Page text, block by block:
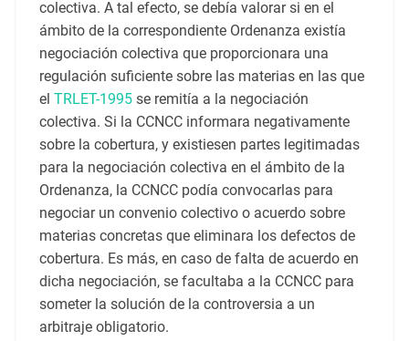
colectiva. A tal efecto, se debía valorar si en el
ámbito de la correspondiente Ordenanza existía
negociación colectiva que proporcionara una
regulación suficiente sobre las materias en las que
el TRLET-1995se remitía a la negociación
colectiva. Si la CCNCC informara negativamente
sobre la cobertura, y existiesen partes legitimadas
para la negociación colectiva en el ámbito de la
Ordenanza, la CCNCC podía convocarlas para
negociar un convenio colectivo o acuerdo sobre
materias concretas que eliminara los defectos de
cobertura. Es más, en caso de falta de acuerdo en
dicha negociación, se facultaba a la CCNCC para
someter la solución de la controversia a un
arbitraje obligatorio.